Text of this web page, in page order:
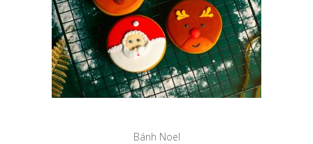
Bánh Noel